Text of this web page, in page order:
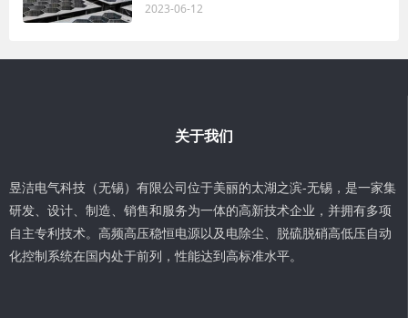
2023-06-12
关于我们
昱洁电气科技（无锡）有限公司位于美丽的太湖之滨-无锡，是一家集
研发、设计、制造、销售和服务为一体的高新技术企业，并拥有多项
自主专利技术。高频高压稳恒电源以及电除尘、脱硫脱硝高低压自动
化控制系统在国内处于前列，性能达到高标准水平。